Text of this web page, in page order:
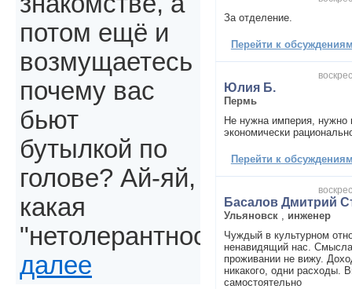
За отделение.
Перейти к
Юлия Б.
Пермь
Не нужна империя, нужно
экономически
Перейти к
Басалов Дмитрий
Ульяновск
инженер
Чуждый в культурном
ненавидящий нас.
проживании не вижу.
никакого, одни расходы.
самостоятельно
потом ещё и
возмущаетесь
почему вас
бьют
бутылкой по
голове? Ай-яй,
какая
"нетолерантность".
далее